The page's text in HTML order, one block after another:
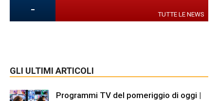
- TUTTE LE NEWS
GLI ULTIMI ARTICOLI
Programmi TV del pomeriggio di oggi |